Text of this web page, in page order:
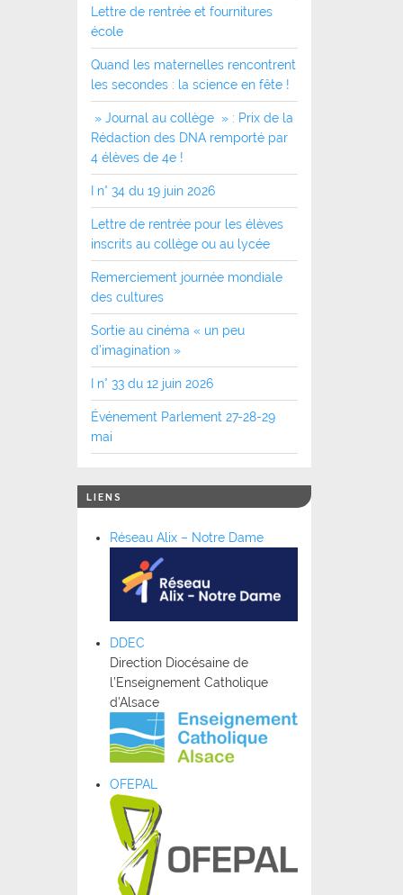
Lettre de rentrée et fournitures
école
Quand les maternelles rencontrent
les secondes : la science en fête !
» Journal au collège » : Prix de la
Rédaction des DNA remporté par
4 élèves de 4e !
I n° 34 du 19 juin 2026
Lettre de rentrée pour les élèves
inscrits au collège ou au lycée
Remerciement journée mondiale
des cultures
Sortie au cinéma « un peu
d’imagination »
I n° 33 du 12 juin 2026
Événement Parlement 27-28-29
mai
LIENS
Réseau Alix – Notre Dame
DDEC
Direction Diocésaine de
l’Enseignement Catholique
d’Alsace
OFEPAL